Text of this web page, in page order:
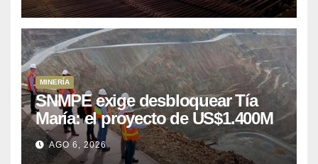
MINERÍA
SNMPE exige desbloquear Tía
María: el proyecto de US$1.400M
que Perú lleva 15 años
posponiendo
AGO 6, 2026